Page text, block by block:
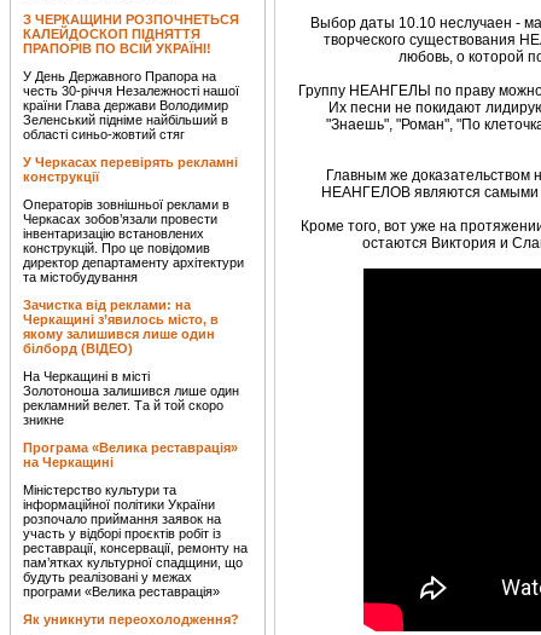
З ЧЕРКАЩИНИ РОЗПОЧНЕТЬСЯ
КАЛЕЙДОСКОП ПІДНЯТТЯ
ПРАПОРІВ ПО ВСІЙ УКРАЇНІ!
У День Державного Прапора на
честь 30-річчя Незалежності нашої
країни Глава держави Володимир
Зеленський підніме найбільший в
області синьо-жовтий стяг
У Черкасах перевірять рекламні
конструкції
Операторів зовнішньої реклами в
Черкасах зобов’язали провести
інвентаризацію встановлених
конструкцій. Про це повідомив
директор департаменту архітектури
та містобудування
Зачистка від реклами: на
Черкащині з’явилось місто, в
якому залишився лише один
білборд (ВІДЕО)
На Черкащині в місті
Золотоноша залишився лише один
рекламний велет. Та й той скоро
зникне
Програма «Велика реставрація»
на Черкащині
Міністерство культури та
інформаційної політики України
розпочало приймання заявок на
участь у відборі проєктів робіт із
реставрації, консервації, ремонту на
пам’ятках культурної спадщини, що
будуть реалізовані у межах
програми «Велика реставрація»
Як уникнути переохолодження?
Выбор даты 10.10 неслучаен -
творческого существования
любовь, о которой
Группу НЕАНГЕЛЫ по праву
Их песни не покидают
"Знаешь", "Роман", "По
Главным же доказательством
НЕАНГЕЛОВ являются самыми
Кроме того, вот уже на
остаются Виктория и